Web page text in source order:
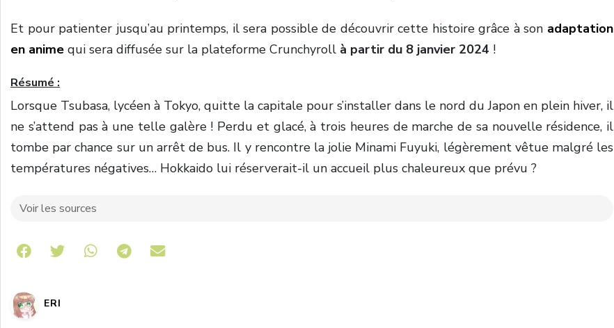
Et pour patienter jusqu’au printemps, il sera possible de découvrir cette histoire grâce à son adaptation
en anime qui sera diffusée sur la plateforme Crunchyroll à partir du 8 janvier 2024 !
Résumé :
Lorsque Tsubasa, lycéen à Tokyo, quitte la capitale pour s’installer dans le nord du Japon en plein hiver, il
ne s’attend pas à une telle galère ! Perdu et glacé, à trois heures de marche de sa nouvelle résidence, il
tombe par chance sur un arrêt de bus. Il y rencontre la jolie Minami Fuyuki, légèrement vêtue malgré les
températures négatives… Hokkaido lui réserverait-il un accueil plus chaleureux que prévu ?
Voir les sources
Share on Telegram
ERI